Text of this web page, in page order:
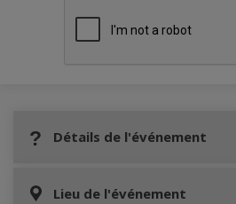
Détails de l'événement
Lieu de l'événement